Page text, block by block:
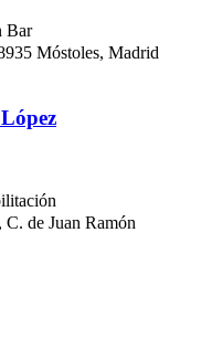
Bar
Móstoles, Madrid
de Juan Ramón